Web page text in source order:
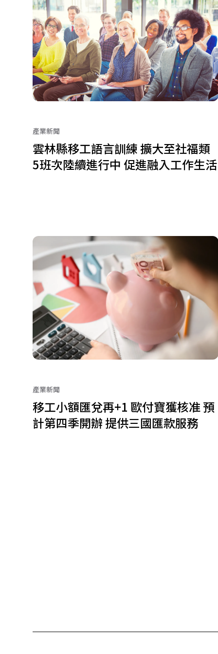
產業新聞
雲林縣移工語言訓練 擴大至社福類
5班次陸續進行中 促進融入工作生活
產業新聞
移工小額匯兌再+1 歐付寶獲核准 預
計第四季開辦 提供三國匯款服務